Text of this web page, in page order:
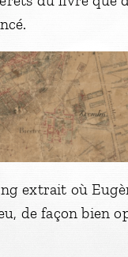
extrait où
de façon bien